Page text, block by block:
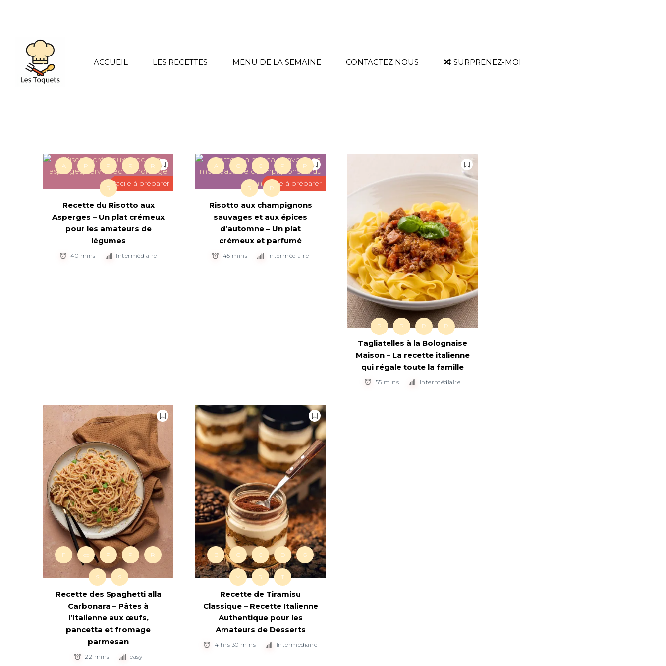
ACCUEIL LES RECETTES MENU DE LA SEMAINE CONTACTEZ NOUS SURPRENEZ-MOI
facile à préparer
A P P R R
R
Recette du Risotto aux
Asperges – Un plat crémeux
pour les amateurs de
légumes
40 mins Intermédiaire
facile à préparer
A C C P P
R R
Risotto aux champignons
sauvages et aux épices
d’automne – Un plat
crémeux et parfumé
45 mins Intermédiaire
P P R R
Tagliatelles à la Bolognaise
Maison – La recette italienne
qui régale toute la famille
55 mins Intermédiaire
F œ P P R
S S
Recette des Spaghetti alla
Carbonara – Pâtes à
l’Italienne aux œufs,
pancetta et fromage
parmesan
22 mins easy
B C C D G
M R T
Recette de Tiramisu
Classique – Recette Italienne
Authentique pour les
Amateurs de Desserts
4 hrs 30 mins Intermédiaire